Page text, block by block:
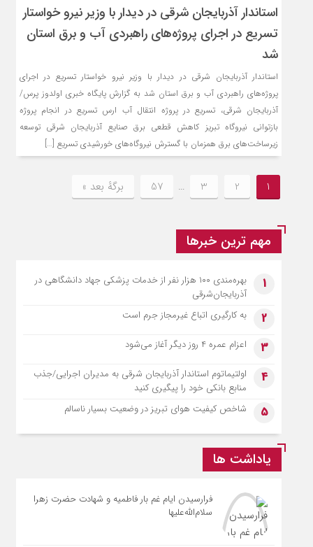
استاندار آذربایجان شرقی در دیدار با وزیر نیرو خواستار
تسریع در اجرای پروژه‌های راهبردی آب و برق استان
شد
استاندار آذربایجان شرقی در دیدار با وزیر نیرو خواستار تسریع در اجرای
پروژه‌های راهبردی آب و برق استان شد به گزارش پایگاه خبری اولدوز پرس/
آذربایجان شرقی، تسریع در پروژه انتقال آب ارس تسریع در انجام پروژه
بازتوانی نیروگاه تبریز کاهش قطعی برق صنایع آذربایجان شرقی توسعه
زیرساخت‌‌های برق همزمان با گسترش نیروگاه‌‌های خورشیدی تسریع […]
1
2
3
…
57 برگهٔ بعد »
مهم ترین خبرها
1
بهره‌مندی ۱۰۰ هزار نفر از خدمات پزشکی جهاد دانشگاهی در
آذربایجان‌شرقی
2 به کارگیری اتباع غیرمجاز جرم است
3 اعزام عمره ۴ روز دیگر آغاز می‌شود
4
اولتیماتوم استاندار آذربایجان شرقی به مدیران اجرایی/جذب
منابع بانکی خود را پیگیری کنید
5 شاخص کیفیت هوای تبریز در وضعیت بسیار ناسالم
یاداشت ها
فرارسیدن ایام غم بار فاطمیه و شهادت حضرت زهرا
سلام‌الله‌علیها